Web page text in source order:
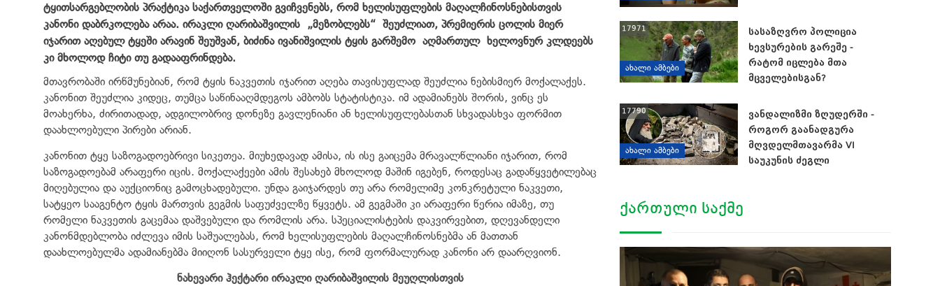
ტყითსარგებლობის პრაქტიკა საქართველოში გვიჩვენებს, რომ ხელისუფლების მაღალჩინოსნებისთვის
კანონი დაბრკოლება არაა. ირაკლი ღარიბაშვილის
„მეზობლებს“ შეუძლიათ, პრემიერის ცოლის მიერ
იჯარით აღებულ ტყეში არავინ შეუშვან, ბიძინა ივანიშვილის ტყის გარშემო აღმართულ ხელოვნურ კლდეებს
კი მხოლოდ ჩიტი თუ გადააფრინდება.
მთავრობაში ირწმუნებიან, რომ ტყის ნაკვეთის იჯარით აღება თავისუფლად შეუძლია ნებისმიერ მოქალაქეს.
კანონით შეუძლია კიდეც, თუმცა საწინააღმდეგოს ამბობს სტატისტიკა. იმ ადამიანებს შორის, ვინც ეს
მოახერხა, ძირითადად, ადგილობრივ დონეზე გავლენიანი ან ხელისუფლებასთან სხვადასხვა ფორმით
დაახლოებული პირები არიან.
კანონით ტყე საზოგადოებრივი სიკეთეა. მიუხედავად ამისა, ის ისე გაიცემა მრავალწლიანი იჯარით, რომ
საზოგადოებამ არაფერი იცის. მოქალაქეები ამის შესახებ მხოლოდ მაშინ იგებენ, როდესაც გადაწყვეტილებაც
მიღებულია და აუქციონიც გამოცხადებული. უნდა გაიჯარდეს თუ არა რომელიმე კონკრეტული ნაკვეთი,
სატყეო სააგენტო ტყის მართვის გეგმის საფუძველზე წყვეტს. ამ გეგმაში კი არაფერი წერია იმაზე, თუ
რომელი ნაკვეთის გაცემაა დაშვებული და რომლის არა. სპეციალისტების დაკვირვებით, დღევანდელი
კანონმდებლობა იძლევა იმის საშუალებას, რომ ხელისუფლების მაღალჩინოსნებმა ან მათთან
დაახლოებულმა ადამიანებმა მიიღონ სასურველი ტყე ისე, რომ ფორმალურად კანონი არ დაარღვიონ.
ნახევარი ჰექტარი ირაკლი ღარიბაშვილის მეუღლისთვის
ᲐᲮᲐᲚᲘ ᲐᲛᲑᲔᲑᲘ
17971
სასაზღვრო პოლიცია
ხევსურების გარეშე -
რატომ იცლება მთა
მცველებისგან?
ᲐᲮᲐᲚᲘ ᲐᲛᲑᲔᲑᲘ
17790
ვანდალიზმი ზღუდერში -
როგორ გაანადგურა
მღვდელმთავარმა VI
საუკუნის ძეგლი
ᲥᲐᲠᲗᲣᲚᲘ ᲡᲐᲥᲛᲔ